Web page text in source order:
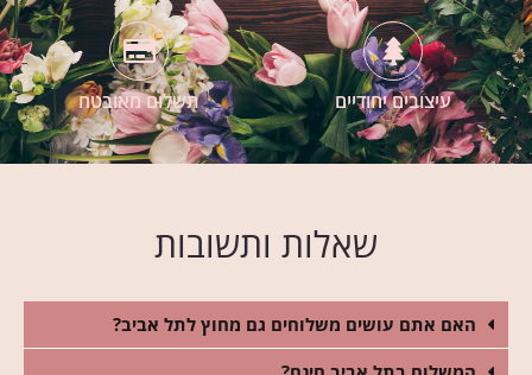
עיצובים יחודיים תשלום מאובטח
שאלות ותשובות
האם אתם עושים משלוחים גם מחוץ לתל אביב?